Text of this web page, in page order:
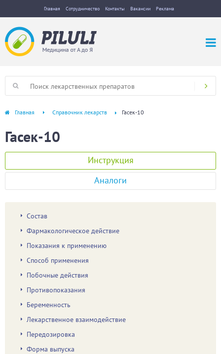
Главная Сотрудничество Контакты Вакансии Реклама
Главная Справочник лекарств Гасек-10
Гасек-10
Инструкция
Аналоги
Состав
Фармакологическое действие
Показания к применению
Способ применения
Побочные действия
Противопоказания
Беременность
Лекарственное взаимодействие
Передозировка
Форма выпуска